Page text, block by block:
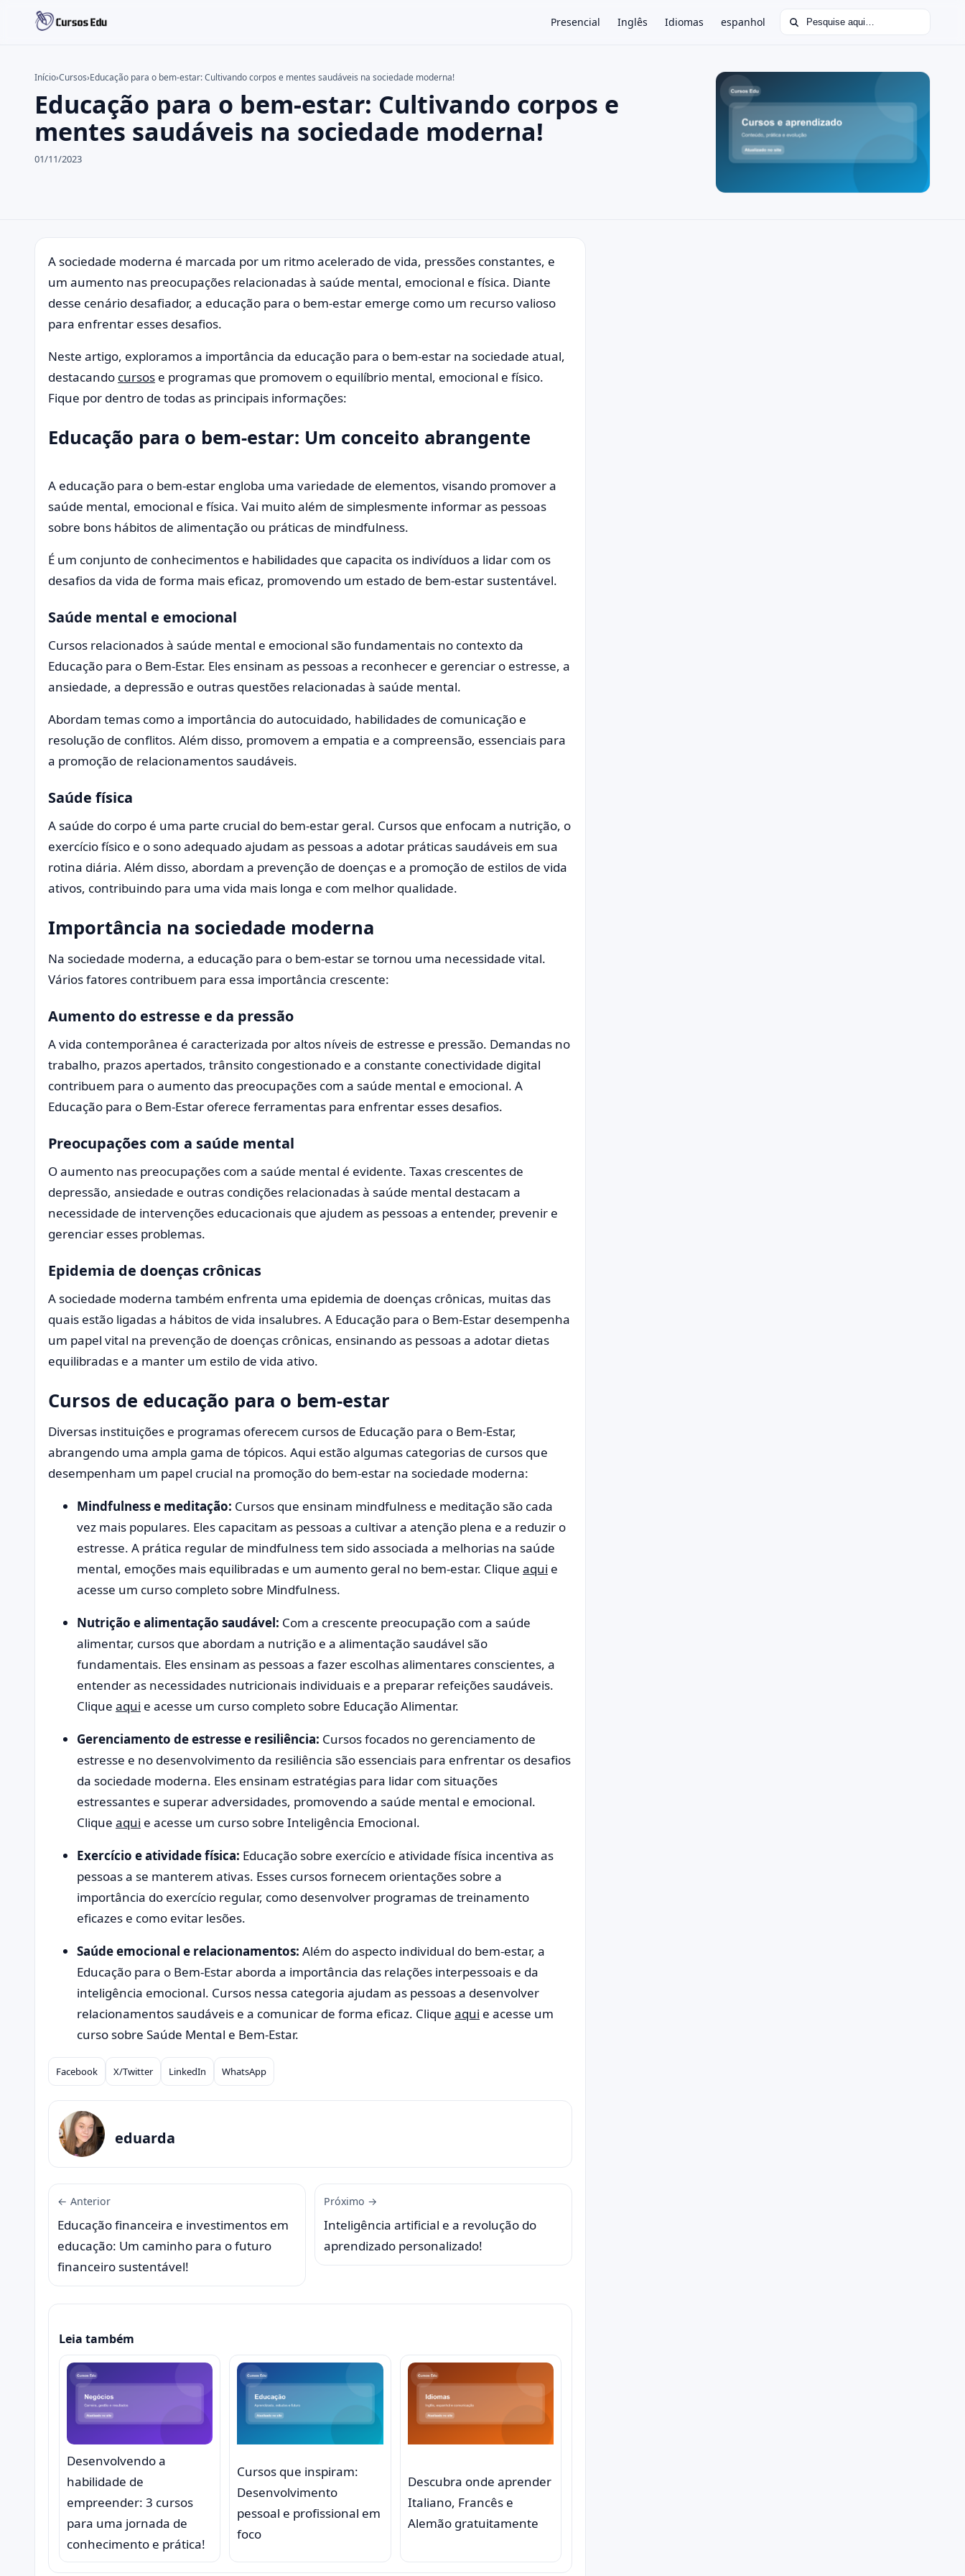
Presencial Inglês Idiomas espanhol Buscar por:
Buscar no site ×
Buscar por:
Pressione Enter para buscar ou ESC para fechar.
Início›Cursos›Educação para o bem-estar: Cultivando corpos e mentes saudáveis na sociedade moderna!
Educação para o bem-estar: Cultivando corpos e
mentes saudáveis na sociedade moderna!
01/11/2023
A sociedade moderna é marcada por um ritmo acelerado de vida, pressões constantes, e
um aumento nas preocupações relacionadas à saúde mental, emocional e física. Diante
desse cenário desafiador, a educação para o bem-estar emerge como um recurso valioso
para enfrentar esses desafios.
Neste artigo, exploramos a importância da educação para o bem-estar na sociedade atual,
destacando cursos e programas que promovem o equilíbrio mental, emocional e físico.
Fique por dentro de todas as principais informações:
Educação para o bem-estar: Um conceito abrangente
A educação para o bem-estar engloba uma variedade de elementos, visando promover a
saúde mental, emocional e física. Vai muito além de simplesmente informar as pessoas
sobre bons hábitos de alimentação ou práticas de mindfulness.
É um conjunto de conhecimentos e habilidades que capacita os indivíduos a lidar com os
desafios da vida de forma mais eficaz, promovendo um estado de bem-estar sustentável.
Saúde mental e emocional
Cursos relacionados à saúde mental e emocional são fundamentais no contexto da
Educação para o Bem-Estar. Eles ensinam as pessoas a reconhecer e gerenciar o estresse, a
ansiedade, a depressão e outras questões relacionadas à saúde mental.
Abordam temas como a importância do autocuidado, habilidades de comunicação e
resolução de conflitos. Além disso, promovem a empatia e a compreensão, essenciais para
a promoção de relacionamentos saudáveis.
Saúde física
A saúde do corpo é uma parte crucial do bem-estar geral. Cursos que enfocam a nutrição, o
exercício físico e o sono adequado ajudam as pessoas a adotar práticas saudáveis em sua
rotina diária. Além disso, abordam a prevenção de doenças e a promoção de estilos de vida
ativos, contribuindo para uma vida mais longa e com melhor qualidade.
Importância na sociedade moderna
Na sociedade moderna, a educação para o bem-estar se tornou uma necessidade vital.
Vários fatores contribuem para essa importância crescente:
Aumento do estresse e da pressão
A vida contemporânea é caracterizada por altos níveis de estresse e pressão. Demandas no
trabalho, prazos apertados, trânsito congestionado e a constante conectividade digital
contribuem para o aumento das preocupações com a saúde mental e emocional. A
Educação para o Bem-Estar oferece ferramentas para enfrentar esses desafios.
Preocupações com a saúde mental
O aumento nas preocupações com a saúde mental é evidente. Taxas crescentes de
depressão, ansiedade e outras condições relacionadas à saúde mental destacam a
necessidade de intervenções educacionais que ajudem as pessoas a entender, prevenir e
gerenciar esses problemas.
Epidemia de doenças crônicas
A sociedade moderna também enfrenta uma epidemia de doenças crônicas, muitas das
quais estão ligadas a hábitos de vida insalubres. A Educação para o Bem-Estar desempenha
um papel vital na prevenção de doenças crônicas, ensinando as pessoas a adotar dietas
equilibradas e a manter um estilo de vida ativo.
Cursos de educação para o bem-estar
Diversas instituições e programas oferecem cursos de Educação para o Bem-Estar,
abrangendo uma ampla gama de tópicos. Aqui estão algumas categorias de cursos que
desempenham um papel crucial na promoção do bem-estar na sociedade moderna:
Mindfulness e meditação: Cursos que ensinam mindfulness e meditação são cada
vez mais populares. Eles capacitam as pessoas a cultivar a atenção plena e a reduzir o
estresse. A prática regular de mindfulness tem sido associada a melhorias na saúde
mental, emoções mais equilibradas e um aumento geral no bem-estar. Clique aqui e
acesse um curso completo sobre Mindfulness.
Nutrição e alimentação saudável: Com a crescente preocupação com a saúde
alimentar, cursos que abordam a nutrição e a alimentação saudável são
fundamentais. Eles ensinam as pessoas a fazer escolhas alimentares conscientes, a
entender as necessidades nutricionais individuais e a preparar refeições saudáveis.
Clique aqui e acesse um curso completo sobre Educação Alimentar.
Gerenciamento de estresse e resiliência: Cursos focados no gerenciamento de
estresse e no desenvolvimento da resiliência são essenciais para enfrentar os desafios
da sociedade moderna. Eles ensinam estratégias para lidar com situações
estressantes e superar adversidades, promovendo a saúde mental e emocional.
Clique aqui e acesse um curso sobre Inteligência Emocional.
Exercício e atividade física: Educação sobre exercício e atividade física incentiva as
pessoas a se manterem ativas. Esses cursos fornecem orientações sobre a
importância do exercício regular, como desenvolver programas de treinamento
eficazes e como evitar lesões.
Saúde emocional e relacionamentos: Além do aspecto individual do bem-estar, a
Educação para o Bem-Estar aborda a importância das relações interpessoais e da
inteligência emocional. Cursos nessa categoria ajudam as pessoas a desenvolver
relacionamentos saudáveis e a comunicar de forma eficaz. Clique aqui e acesse um
curso sobre Saúde Mental e Bem-Estar.
Compartilhar
Facebook X/Twitter LinkedIn WhatsApp
eduarda
← Anterior
Educação financeira e investimentos em
educação: Um caminho para o futuro
financeiro sustentável!
Próximo →
Inteligência artificial e a revolução do
aprendizado personalizado!
Leia também
Desenvolvendo a
habilidade de
empreender: 3 cursos
para uma jornada de
conhecimento e prática!
Cursos que inspiram:
Desenvolvimento
pessoal e profissional em
foco
Descubra onde aprender
Italiano, Francês e
Alemão gratuitamente